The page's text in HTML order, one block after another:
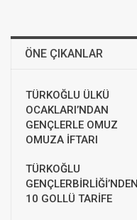
ÖNE ÇIKANLAR
TÜRKOĞLU ÜLKÜ
OCAKLARI’NDAN
GENÇLERLE OMUZ
OMUZA İFTARI
TÜRKOĞLU
GENÇLERBİRLİĞİ’NDEN
10 GOLLÜ TARİFE